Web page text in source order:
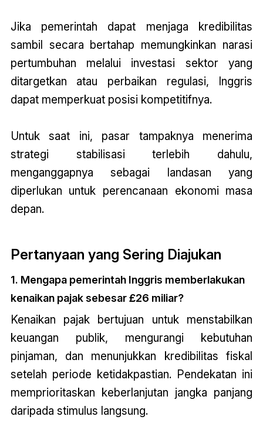
Jika pemerintah dapat menjaga kredibilitas
sambil secara bertahap memungkinkan narasi
pertumbuhan melalui investasi sektor yang
ditargetkan atau perbaikan regulasi, Inggris
dapat memperkuat posisi kompetitifnya.
Untuk saat ini, pasar tampaknya menerima
strategi stabilisasi terlebih dahulu,
menganggapnya sebagai landasan yang
diperlukan untuk perencanaan ekonomi masa
depan.
Pertanyaan yang Sering Diajukan
1. Mengapa pemerintah Inggris memberlakukan
kenaikan pajak sebesar £26 miliar?
Kenaikan pajak bertujuan untuk menstabilkan
keuangan publik, mengurangi kebutuhan
pinjaman, dan menunjukkan kredibilitas fiskal
setelah periode ketidakpastian. Pendekatan ini
memprioritaskan keberlanjutan jangka panjang
daripada stimulus langsung.